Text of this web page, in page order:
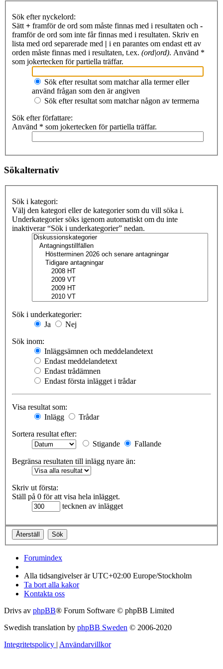
Sök efter nyckelord:
Sätt + framför de ord som måste finnas med i resultaten och -
framför de ord som inte får finnas med i resultaten. Skriv en
lista med ord separerade med | i en parantes om endast ett av
orden måste finnas med i resultaten, t.ex. (ord|ord). Använd *
som jokertecken för partiella träffar.
Sök efter resultat som matchar alla termer eller
använd frågan som den är angiven
Sök efter resultat som matchar någon av termerna
Sök efter författare:
Använd * som jokertecken för partiella träffar.
Sökalternativ
Sök i kategori:
Välj den kategori eller de kategorier som du vill söka i.
Underkategorier söks igenom automatiskt om du inte
inaktiverar “Sök i underkategorier” nedan.
Sök i underkategorier:
Ja
Nej
Sök inom:
Inläggsämnen och meddelandetext
Endast meddelandetext
Endast trådämnen
Endast första inlägget i trådar
Visa resultat som:
Inlägg
Trådar
Sortera resultat efter:
Stigande
Fallande
Begränsa resultaten till inlägg nyare än:
Skriv ut första:
Ställ på 0 för att visa hela inlägget.
tecknen av inlägget
Forumindex
Alla tidsangivelser är UTC+02:00 Europe/Stockholm
Ta bort alla kakor
Kontakta oss
Drivs av phpBB® Forum Software © phpBB Limited
Swedish translation by phpBB Sweden © 2006-2020
Integritetspolicy | Användarvillkor